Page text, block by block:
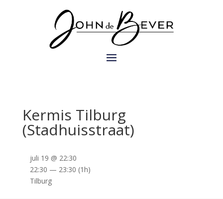
Kermis Tilburg
(Stadhuisstraat)
juli 19 @ 22:30
22:30 — 23:30 (1h)
Tilburg